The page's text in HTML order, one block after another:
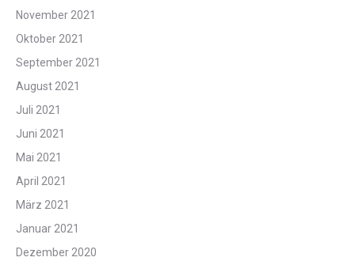
November 2021
Oktober 2021
September 2021
August 2021
Juli 2021
Juni 2021
Mai 2021
April 2021
März 2021
Januar 2021
Dezember 2020